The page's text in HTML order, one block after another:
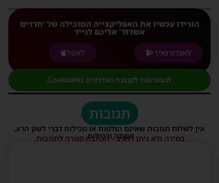
הורידו עכשיו את האפליקצייה המובילה של 'חרדים
אשדוד' אליכם לנייד
לאנדורואיד
לאפל
להצטרפות לקבוצת העדכונים בוואטסאפ
תגובות
אין לשלוח תגובות שאינם הולמות או מכילות דברי לשון הרע,
הסתה ורכילות.
במידה ולא ניתן להגיב - הכתבה סגורה לתגובות.